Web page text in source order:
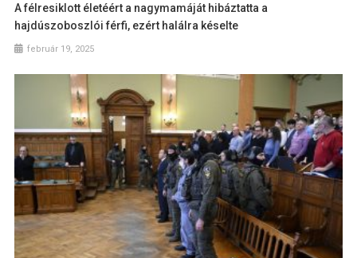
A félresiklott életéért a nagymamáját hibáztatta a
hajdúszoboszlói férfi, ezért halálra késelte
február 19, 2025